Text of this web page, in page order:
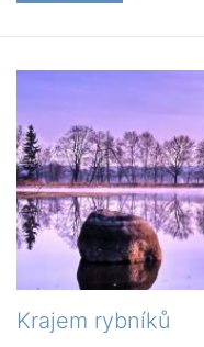
Krajem rybníků